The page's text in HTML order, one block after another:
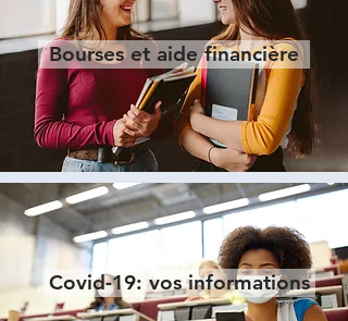
Bourses et aide financière
Covid-19: vos informations